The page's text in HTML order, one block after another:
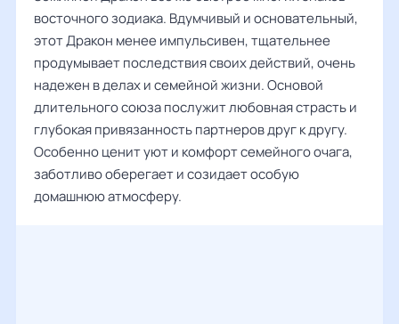
восточного зодиака. Вдумчивый и основательный,
этот Дракон менее импульсивен, тщательнее
продумывает последствия своих действий, очень
надежен в делах и семейной жизни. Основой
длительного союза послужит любовная страсть и
глубокая привязанность партнеров друг к другу.
Особенно ценит уют и комфорт семейного очага,
заботливо оберегает и созидает особую
домашнюю атмосферу.